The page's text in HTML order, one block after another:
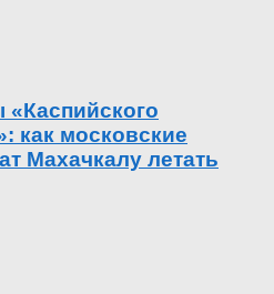
как московские
Махачкалу летать